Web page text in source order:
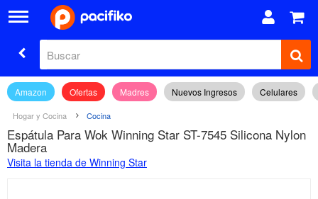
Amazon Ofertas Madres Nuevos Ingresos Celulares
Hogar y Cocina Cocina
Espátula Para Wok Winning Star ST-7545 Silicona Nylon
Madera
Visita la tienda de Winning Star